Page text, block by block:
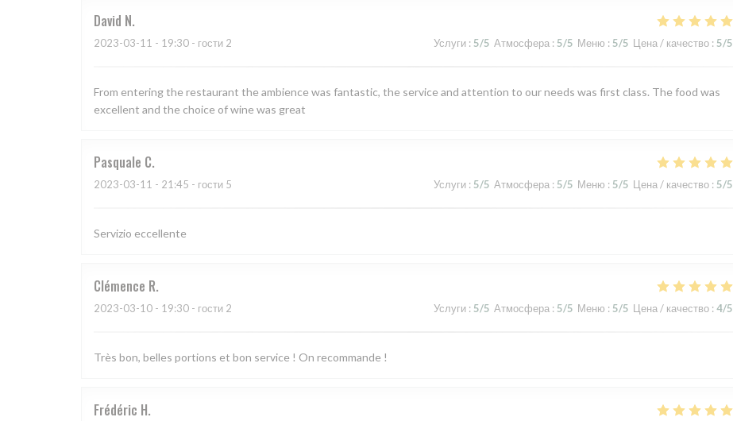
David N
2023-03-11 - 19:30 - гости 2 Услуги : 5/5 Атмосфера : 5/5 Меню : 5/5 Цена / качество : 5/5
From entering the restaurant the ambience was fantastic, the service and attention to our needs was first class. The food was
excellent and the choice of wine was great
Pasquale C
2023-03-11 - 21:45 - гости 5 Услуги : 5/5 Атмосфера : 5/5 Меню : 5/5 Цена / качество : 5/5
Servizio eccellente
Clémence R
2023-03-10 - 19:30 - гости 2 Услуги : 5/5 Атмосфера : 5/5 Меню : 5/5 Цена / качество : 4/5
Très bon, belles portions et bon service ! On recommande !
Frédéric H